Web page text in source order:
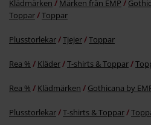
Klädmärken Märken från EMP
Toppar
Toppar
Plusstorlekar Tjejer Toppar
Rea % Kläder T-shirts & Toppar
Rea % Klädmärken Gothicana by
Plusstorlekar T-shirts & Toppar